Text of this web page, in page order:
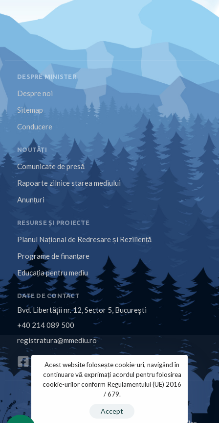
DESPRE MINISTER
Despre noi
Sitemap
Conducere
NOUTĂȚI
Comunicate de presă
Rapoarte zilnice starea mediului
Anunțuri
RESURSE ȘI PROIECTE
Planul Național de Redresare și Reziliență
Programe de finanțare
Educația pentru mediu
DATE DE CONTACT
Bvd. Libertăţii nr. 12, Sector 5, Bucureşti
+40 214 089 500
registratura@mmediu.ro
Acest website folosește cookie-uri, navigând în
continuare vă exprimați acordul pentru folosirea
cookie-urilor conform Regulamentului (UE) 2016
/ 679.
Accept